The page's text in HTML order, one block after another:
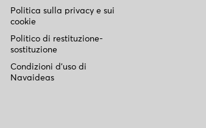
Politica sulla privacy e sui
cookie
Politico di restituzione-
sostituzione
Condizioni d'uso di
Navaideas